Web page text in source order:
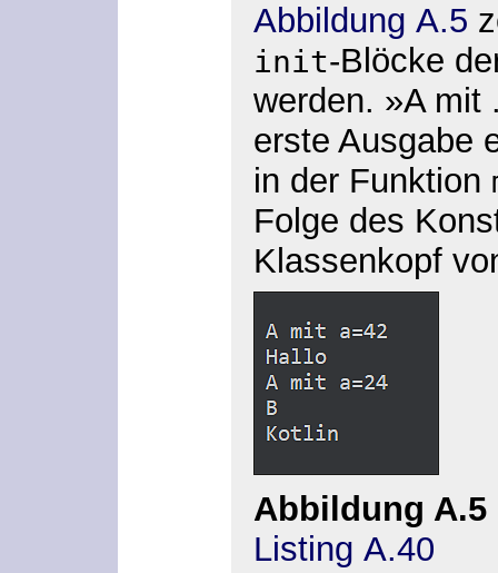
Abbildung A.5
init-Blöcke
werden. »A mit
erste Ausgabe
in der Funktion
Folge des
Klassenkopf
Abbildung A.5
Listing A.40